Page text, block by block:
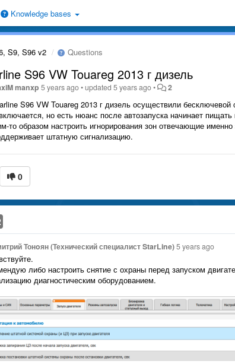
Knowledge bases
S9, S96 v2 Questions
S96 VW Touareg 2013 г дизель
manxp 5 years ago•updated5 years ago• 2
S96 VW Touareg 2013 г дизель осуществили
но есть нюанс после автозапуска начинает
то образом настроить игнорирования зон отвечающие
штатную сигнализацию.
0
Тонoян (Технический специалист StarLine)5 years ago
либо настроить снятие с охраны перед запуском
диагностическим оборудованием.